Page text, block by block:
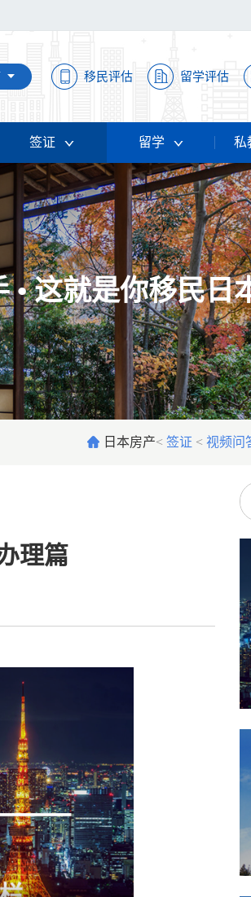
移民评估 留学评估
签证 留学 私
• 这就是你移民日
日本房产< 签证 < 视频问
理篇